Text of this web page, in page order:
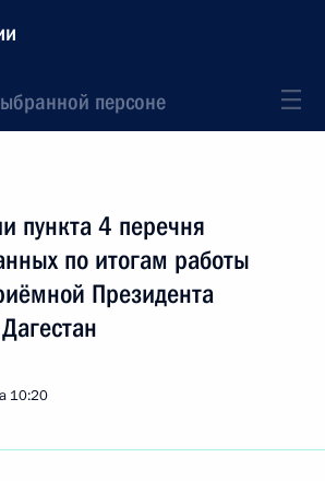
персоне
пункта 4 перечня
по итогам работы
Президента
10:20